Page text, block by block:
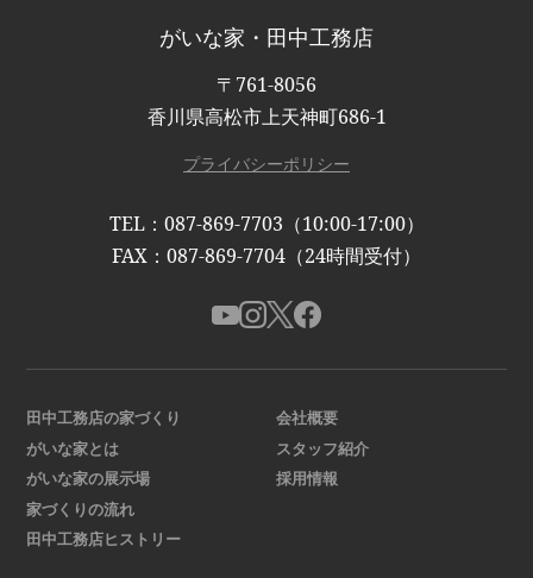
がいな家・田中工務店
〒761-8056
香川県高松市上天神町686-1
プライバシーポリシー
TEL：087-869-7703（10:00-17:00）
FAX：087-869-7704（24時間受付）
田中工務店の家づくり
がいな家とは
がいな家の展示場
家づくりの流れ
田中工務店ヒストリー
会社概要
スタッフ紹介
採用情報